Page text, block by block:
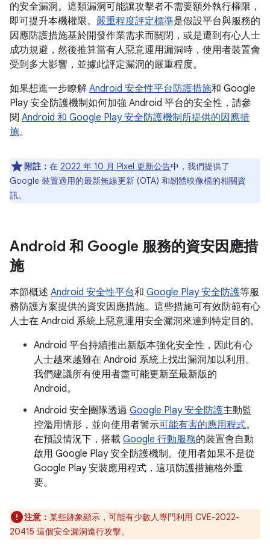
的安全漏洞。這類漏洞可能讓攻擊者不需要額外執行權限，
即可提升本機權限。 嚴重程度評定標準是假設平台與服務的
因應防護措施基於開發作業需求而關閉，或是遭到有心人士
成功規避，然後推算當有人惡意運用漏洞時，使用者裝置會
受到多大影響，並據此評定漏洞的嚴重程度。
如果想進一步瞭解 Android 安全性平台防護措施和 Google
Play 安全防護機制如何加強 Android 平台的安全性，請參
閱 Android 和 Google Play 安全防護機制所提供的因應措
施。
附註： 在 2022 年 10 月 Pixel 更新公告中，我們提供了
Google 裝置適用的最新無線更新 (OTA) 和韌體映像檔的相關資
訊。
Android 和 Google 服務的資安因應措
施
本節概述 Android 安全性平台和 Google Play 安全防護等服
務防護方案提供的資安因應措施。這些措施可有效防範有心
人士在 Android 系統上惡意運用安全漏洞來達到特定目的。
Android 平台持續推出新版本強化安全性，因此有心
人士越來越難在 Android 系統上找出漏洞加以利用。
我們建議所有使用者盡可能更新至最新版的
Android。
Android 安全團隊透過 Google Play 安全防護主動監
控濫用情形，並向使用者警示可能有害的應用程式。
在預設情況下，搭載 Google 行動服務的裝置會自動
啟用 Google Play 安全防護機制。使用者如果不是從
Google Play 安裝應用程式，這項防護措施格外重
要。
注意： 某些跡象顯示，可能有少數人專門利用 CVE-2022-
20415 這個安全漏洞進行攻擊。